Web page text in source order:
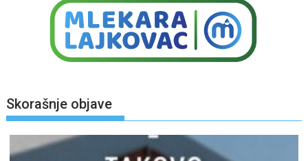
Skorašnje objave